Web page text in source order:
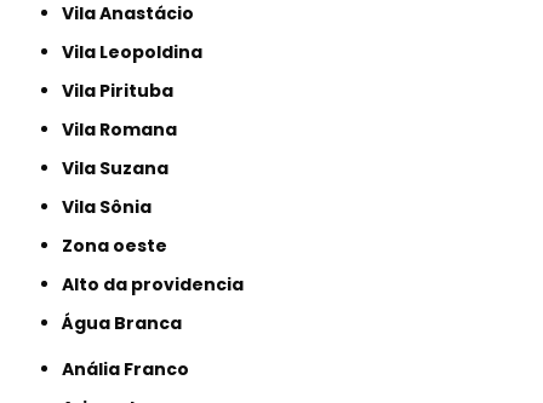
Vila Anastácio
Vila Leopoldina
Vila Pirituba
Vila Romana
Vila Suzana
Vila Sônia
Zona oeste
alto da providencia
Água Branca
Anália Franco